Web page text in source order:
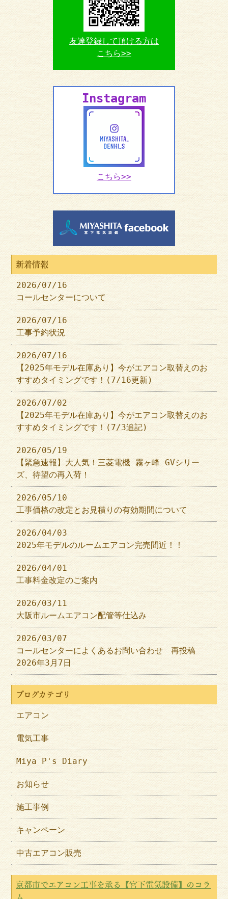
友達登録して頂ける方は
こちら>>
Instagram
こちら>>
新着情報
2026/07/16
コールセンターについて
2026/07/16
工事予約状況
2026/07/16
【2025年モデル在庫あり】今がエアコン取替えのお
すすめタイミングです！(7/16更新)
2026/07/02
【2025年モデル在庫あり】今がエアコン取替えのお
すすめタイミングです！(7/3追記)
2026/05/19
【緊急速報】大人気！三菱電機 霧ヶ峰 GVシリー
ズ、待望の再入荷！
2026/05/10
工事価格の改定とお見積りの有効期間について
2026/04/03
2025年モデルのルームエアコン完売間近！！
2026/04/01
工事料金改定のご案内
2026/03/11
大阪市ルームエアコン配管等仕込み
2026/03/07
コールセンターによくあるお問い合わせ 再投稿
2026年3月7日
ブログカテゴリ
エアコン
電気工事
Miya P's Diary
お知らせ
施工事例
キャンペーン
中古エアコン販売
京都市でエアコン工事を承る【宮下電気設備】のコラ
ム